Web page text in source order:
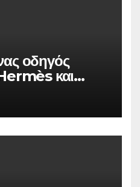
οδηγός
και
ευρώ από